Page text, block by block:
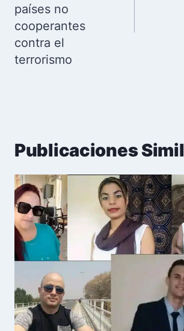
países no
cooperantes
contra el
terrorismo
Publicaciones